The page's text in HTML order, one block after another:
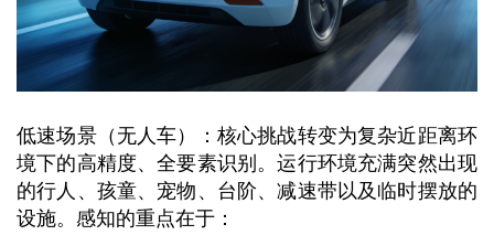
低速场景（无人车）：核心挑战转变为复杂近距离环
境下的高精度、全要素识别。运行环境充满突然出现
的行人、孩童、宠物、台阶、减速带以及临时摆放的
设施。感知的重点在于：